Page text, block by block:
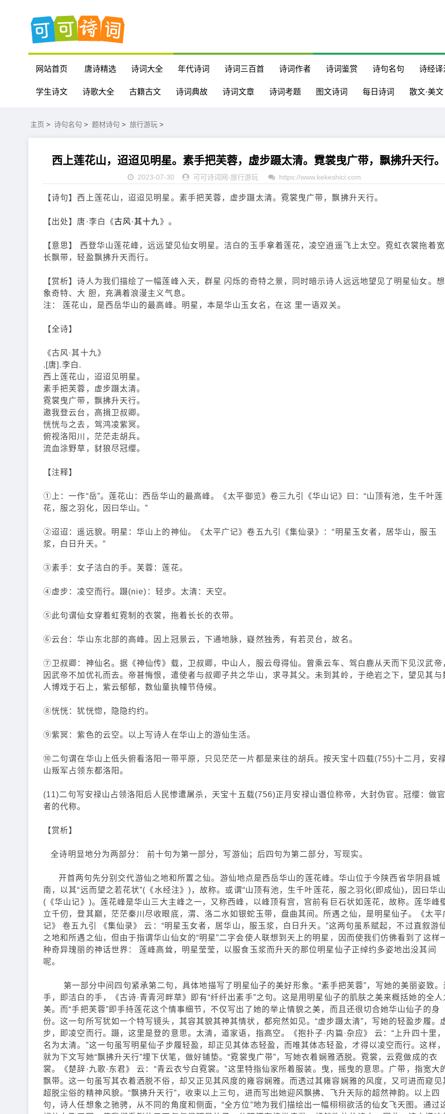
网站首页 唐诗精选 诗词大全 年代诗词 诗词三百首 诗词作者 诗词鉴赏 诗句名句 诗经译
学生诗文 诗歌大全 古籍古文 诗词典故 诗词文章 诗词考题 图文诗词 每日诗词 散文·美文
主页 > 诗句名句 > 题材诗句 > 旅行游玩 >
西上莲花山，迢迢见明星。素手把芙蓉，虚步蹑太清。霓裳曳广带，飘拂升天行。
2023-07-30 可可诗词网-旅行游玩 https://www.kekeshici.com
【诗句】西上莲花山，迢迢见明星。素手把芙蓉，虚步蹑太清。霓裳曳广带，飘拂升天行。
【出处】唐·李白《古风·其十九》。
【意思】 西登华山莲花峰，远远望见仙女明星。洁白的玉手拿着莲花，凌空逍遥飞上太空。霓虹衣裳拖着宽
长飘带，轻盈飘拂升天而行。
【赏析】诗人为我们描绘了一幅莲峰入天，群星 闪烁的奇特之景，同时暗示诗人远远地望见了明星仙女。想
象奇特、大 胆，充满着浪漫主义气息。
注： 莲花山，是西岳华山的最高峰。明星，本是华山玉女名，在这 里一语双关。
【全诗】
《古风·其十九》
.[唐].李白.
西上莲花山，迢迢见明星。
素手把芙蓉，虚步蹑太清。
霓裳曳广带，飘拂升天行。
邀我登云台，高揖卫叔卿。
恍恍与之去，驾鸿凌紫冥。
俯视洛阳川，茫茫走胡兵。
流血涂野草，豺狼尽冠缨。
【注释】
①上：一作“岳”。莲花山：西岳华山的最高峰。《太平御览》卷三九引《华山记》曰：“山顶有池，生千叶莲
花，服之羽化，因曰华山。”
②迢迢：遥远貌。明星：华山上的神仙。《太平广记》卷五九引《集仙录》：“明星玉女者，居华山，服玉
浆，白日升天。”
③素手：女子洁白的手。芙蓉：莲花。
④虚步：凌空而行。蹑(nie)：轻步。太清：天空。
⑤此句谓仙女穿着虹霓制的衣裳，拖着长长的衣带。
⑥云台：华山东北部的高峰。因上冠景云，下通地脉，嶷然独秀，有若灵台，故名。
⑦卫叔卿：神仙名。据《神仙传》载，卫叔卿，中山人，服云母得仙。曾乘云车、驾白鹿从天而下见汉武帝
因武帝不加优礼而去。帝甚悔恨，遣使者与叔卿子共之华山，求寻其父。未到其岭，于绝岩之下，望见其与
人博戏于石上，紫云郁郁，数仙童执幢节侍候。
⑧恍恍：犹恍惚，隐隐约约。
⑨紫冥：紫色的云空。以上写诗人在华山上的游仙生活。
⑩二句谓在华山上低头俯看洛阳一带平原，只见茫茫一片都是来往的胡兵。按天宝十四载(755)十二月，安
山叛军占领东都洛阳。
(11)二句写安禄山占领洛阳后人民惨遭屠杀，天宝十五载(756)正月安禄山谮位称帝，大封伪官。冠缨：做官
者的代称。
【赏析】
全诗明显地分为两部分： 前十句为第一部分，写游仙；后四句为第二部分，写现实。
开首两句先分别交代游仙之地和所置之仙。游仙地点是西岳华山的莲花峰。华山位于今陕西省华阴县城
南，以其“远而望之若花状”(《水经注》)，故称。或谓“山顶有池，生千叶莲花，服之羽化(即成仙)，因曰华
(《华山记》)。莲花峰是华山三大主峰之一，又称西峰，以峰顶有宫，宫前有巨石状如莲花，故称。莲华峰
立千仞，登其巅，茫茫秦川尽收眼底，渭、洛二水如银蛇玉带，盘曲其间。所遇之仙，是明星仙子。《太平
记》 卷五九引 《集仙录》 云：“明星玉女者，居华山，服玉浆，白日升天。”这两句虽系赋起，不过直叙游
之地和所遇之仙，但由于指谓华山仙女的“明星”二字会使人联想到天上的明星，因而使我们仿佛看到了这样
种奇异瑰丽的神话世界： 莲峰高耸，明星莹莹，以服食玉浆而升天的那位明星仙子正绰约多姿地出没其间
呢。
第一部分中间四句紧承第二句，具体地描写了明星仙子的美好形象。“素手把芙蓉”，写她的美丽姿致。
手，即洁白的手，《古诗·青青河畔草》即有“纤纤出素手”之句。这是用明星仙子的肌肤之美来概括她的全人
美。而“手把芙蓉”即手持莲花这个情事细节，不仅写出了她的举止情貌之美，而且还很切合她华山仙子的身
份。这一句所写犹如一个特写镜头，其容其貌其神其情状，都宛然如见。“虚步蹑太清”，写她的轻盈步履。
步，即凌空而行。蹑，这里是登的意思。太清，道家语，指高空。《抱扑子·内篇·杂应》 云：“上升四十里，
名为太清。”这一句虽写明星仙子步履轻盈，却正见其体态轻盈，而唯其体态轻盈，才得以凌空而行。这样，
就为下文写她“飘拂升天行”埋下伏笔，做好铺垫。“霓裳曳广带”，写她衣着娴雅洒脱。霓裳，云霓做成的衣
裳。《楚辞·九歌·东君》 云：“青云衣兮白霓裳。”这里特指仙家所着服装。曳，摇曳的意思。广带，指宽大
飘带。这一句虽写其衣着洒脱不俗，却又正见其风度的雍容娴雅。而透过其雍容娴雅的风度，又可进而窥见
超脱尘俗的精神风貌。“飘拂升天行”，收束以上三句，进而写出她迎风飘拂、飞升天际的超然神韵。以上四
句，诗人任想象之驰骋，从不同的角度和侧面，“全方位”地为我们描绘出一幅栩栩欲活的仙女飞天图。通过